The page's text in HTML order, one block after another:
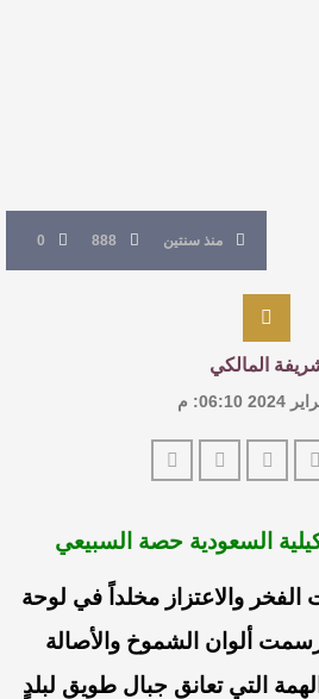
منذ سنتين 888
0
المالكي
السعوديةحصة السبيعي
والاعتزاز مخلداً في لوحة
رسمت ألوان الشموخ والأصالة
التي تعانق جبال طويق لبلدٍ